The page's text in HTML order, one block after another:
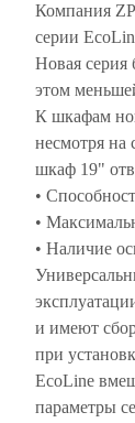
Компания
серии
Новая серия
этом
К шкафам
несмотря на
шкаф 19"
•
•
• Наличие
и имеют
при
EcoLine
параметры